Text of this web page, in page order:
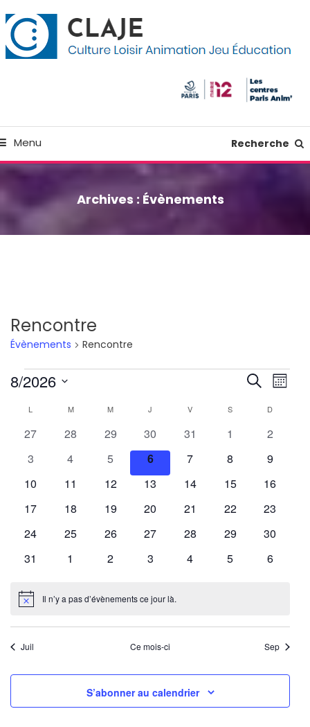
Menu Recherche
Archives : Évènements
Rencontre
Évènements Rencontre
Évènements
de
vues
Recherche
Mois
8/2026
date.
Calendrier
de
Évènements
L MMARDI M MERCREDI
J V VENDREDIS D
0
27
0
28
0
évènements
29
0
évènements
30
0
31
0
1
0
2
0
3
0
4
0
évènements
5
0
évènements
6
0
7
0
8
0
9
0
10
0
11
0
12
0
13
0
14
0
15
0
16
0
17
0
18
0
19
0
20
0
21
0
22
0
23
0
24
0
25
0
26
0
27
0
28
0
29
0
30
0
31
0
1
0
2
0
3
0
4
0
5
0
6
Notice Il n’y a pas d’évènements ce jour là.
Juil Ce mois-ci Sep
S’abonner au calendrier